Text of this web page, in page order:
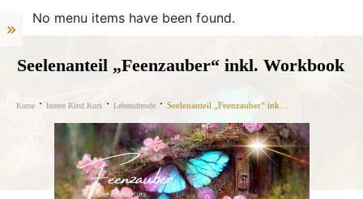
No menu items have been found.
Seelenanteil „Feenzauber“ inkl. Workbook
Kurse Innere Kind Kurs Lebensfreude